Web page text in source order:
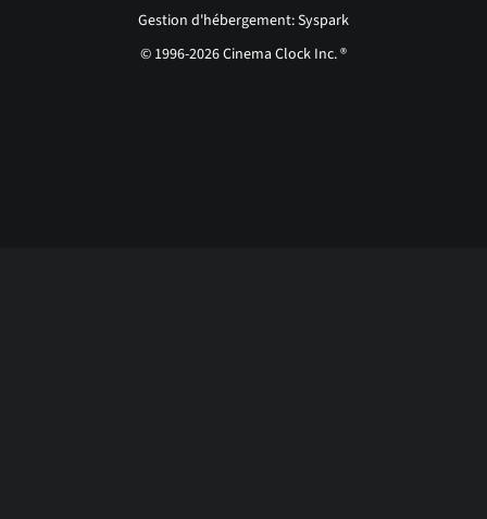
Gestion d'hébergement: Syspark
© 1996-2026 Cinema Clock Inc. ®